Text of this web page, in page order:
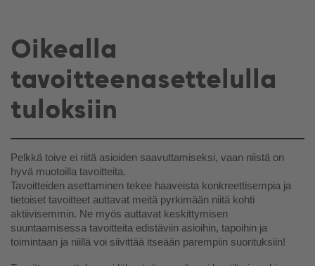
Oikealla
tavoitteenasettelulla
tuloksiin
Pelkkä toive ei riitä asioiden saavuttamiseksi, vaan niistä on
hyvä muotoilla tavoitteita.
Tavoitteiden asettaminen tekee haaveista konkreettisempia ja
tietoiset tavoitteet auttavat meitä pyrkimään niitä kohti
aktiivisemmin. Ne myös auttavat keskittymisen
suuntaamisessa tavoitteita edistäviin asioihin, tapoihin ja
toimintaan ja niillä voi siivittää itseään parempiin suorituksiin!